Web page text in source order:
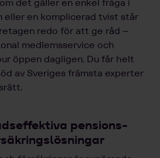
det gäller en enkel fråga i
eller en komplicerad tvist står
redo för att ge råd –
medlemsservice och
öppen dagligen. Du får helt
av Sveriges främsta experter
pensions-